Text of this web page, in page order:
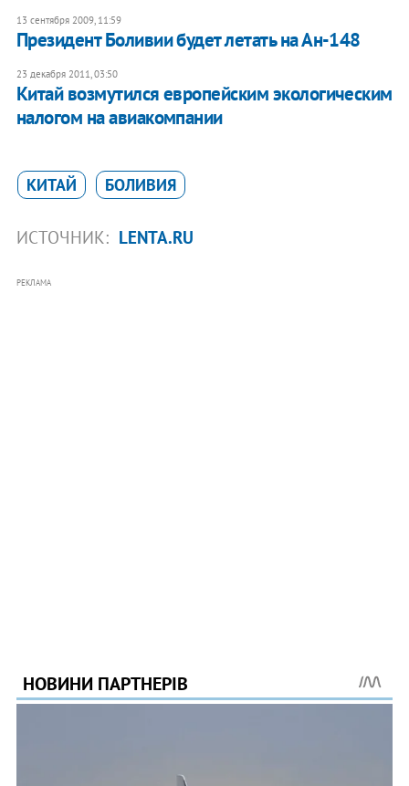
13 сентября 2009, 11:59
Президент Боливии будет летать на Ан-148
23 декабря 2011, 03:50
Китай возмутился европейским экологическим
налогом на авиакомпании
КИТАЙ БОЛИВИЯ
ИСТОЧНИК: LENTA.RU
РЕКЛАМА